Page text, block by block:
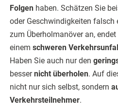
Folgen haben. Schätzen Sie
oder Geschwindig­keiten falsch
zum Überholmanöver an,
einem schweren
Haben Sie auch nur den
bessernicht überholen. Auf
nicht nur sich selbst, sondern
Verkehrsteilnehmer.